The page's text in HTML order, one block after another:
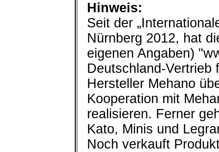
Hinweis:
Seit der
Nürnberg 2012, hat
eigenen Angaben)
Deutschland-Vertrieb
Hersteller Mehano
Kooperation mit
realisieren. Ferner
Kato, Minis und
Noch verkauft